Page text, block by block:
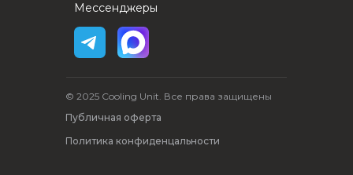
Мессенджеры
Публичная оферта
Политика конфиденцальности
© 2025 Cooling Unit. Все права защищены